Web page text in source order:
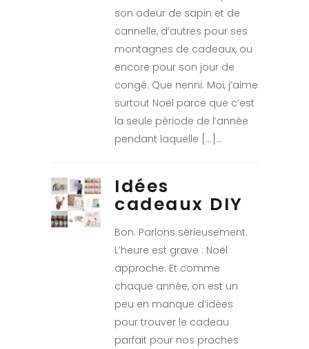
son odeur de sapin et de
cannelle, d’autres pour ses
montagnes de cadeaux, ou
encore pour son jour de
congé. Que nenni. Moi, j’aime
surtout Noël parce que c’est
la seule période de l’année
pendant laquelle […]
Idées
cadeaux DIY
Bon. Parlons sérieusement.
L’heure est grave : Noël
approche. Et comme
chaque année, on est un
peu en manque d’idées
pour trouver le cadeau
parfait pour nos proches